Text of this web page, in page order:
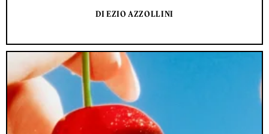
DI EZIO AZZOLLINI